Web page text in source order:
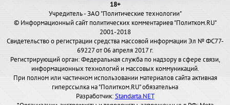
18+
Учредитель - ЗАО "Политические технологии"
© Информационный сайт политических комментариев "Политком.RU"
2001-2018
Свидетельство о регистрации средства массовой информации Эл № ФС77-
69227 от 06 апреля 2017 г.
Регистрирующий орган: Федеральная служба по надзору в сфере связи,
информационных технологий и массовых коммуникаций.
При полном или частичном использовании материалов сайта активная
гиперссылка на "Политком.RU" обязательна
Разработчик:Standarta.NET